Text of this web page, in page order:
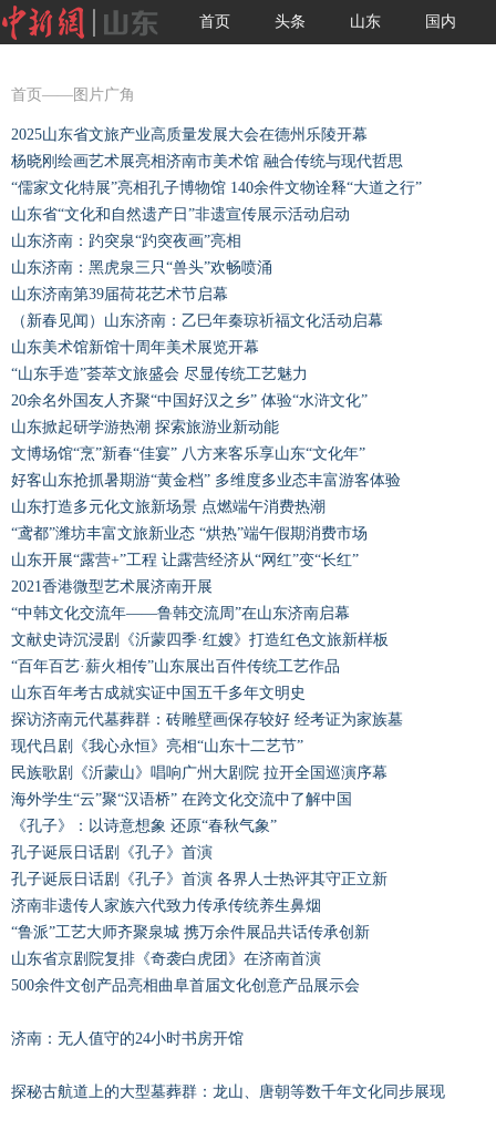
首页 头条 山东 国内
首页 ——图片广角
2025山东省文旅产业高质量发展大会在德州乐陵开幕
杨晓刚绘画艺术展亮相济南市美术馆 融合传统与现代哲思
“儒家文化特展”亮相孔子博物馆 140余件文物诠释“大道之行”
山东省“文化和自然遗产日”非遗宣传展示活动启动
山东济南：趵突泉“趵突夜画”亮相
山东济南：黑虎泉三只“兽头”欢畅喷涌
山东济南第39届荷花艺术节启幕
（新春见闻）山东济南：乙巳年秦琼祈福文化活动启幕
山东美术馆新馆十周年美术展览开幕
“山东手造”荟萃文旅盛会 尽显传统工艺魅力
20余名外国友人齐聚“中国好汉之乡” 体验“水浒文化”
山东掀起研学游热潮 探索旅游业新动能
文博场馆“烹”新春“佳宴” 八方来客乐享山东“文化年”
好客山东抢抓暑期游“黄金档” 多维度多业态丰富游客体验
山东打造多元化文旅新场景 点燃端午消费热潮
“鸢都”潍坊丰富文旅新业态 “烘热”端午假期消费市场
山东开展“露营+”工程 让露营经济从“网红”变“长红”
2021香港微型艺术展济南开展
“中韩文化交流年——鲁韩交流周”在山东济南启幕
文献史诗沉浸剧《沂蒙四季·红嫂》打造红色文旅新样板
“百年百艺·薪火相传”山东展出百件传统工艺作品
山东百年考古成就实证中国五千多年文明史
探访济南元代墓葬群：砖雕壁画保存较好 经考证为家族墓
现代吕剧《我心永恒》亮相“山东十二艺节”
民族歌剧《沂蒙山》唱响广州大剧院 拉开全国巡演序幕
海外学生“云”聚“汉语桥” 在跨文化交流中了解中国
《孔子》：以诗意想象 还原“春秋气象”
孔子诞辰日话剧《孔子》首演
孔子诞辰日话剧《孔子》首演 各界人士热评其守正立新
济南非遗传人家族六代致力传承传统养生鼻烟
“鲁派”工艺大师齐聚泉城 携万余件展品共话传承创新
山东省京剧院复排《奇袭白虎团》在济南首演
500余件文创产品亮相曲阜首届文化创意产品展示会
济南：无人值守的24小时书房开馆
探秘古航道上的大型墓葬群：龙山、唐朝等数千年文化同步展现